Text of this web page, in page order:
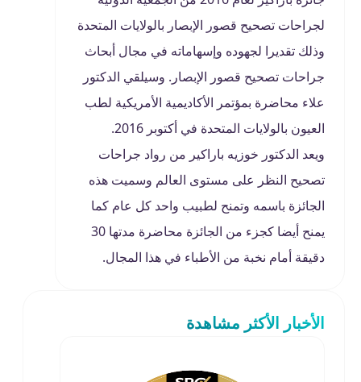
لجراحات تصحيح قصور الإبصار بالولايات المتحدة
وذلك تقديرا لجهوده وإسهاماته في مجال أبحاث
جراحات تصحيح قصور الإبصار. وسيلقي الدكتور
علاء محاضرة بمؤتمر الأكاديمية الأمريكية لطب
العيون بالولايات المتحدة في أكتوبر 2016.
ويعد الدكتور خوزيه باراكير من رواد جراحات
تصحيح النظر على مستوى العالم وسميت هذه
الجائزة باسمه وتمنح لطبيب واحد كل عام كما
يمنح أيضا كجزء من الجائزة محاضرة مدتها 30
دقيقة أمام نخبة من الأطباء في هذا المجال.
الأخبار الأكثر مشاهدة